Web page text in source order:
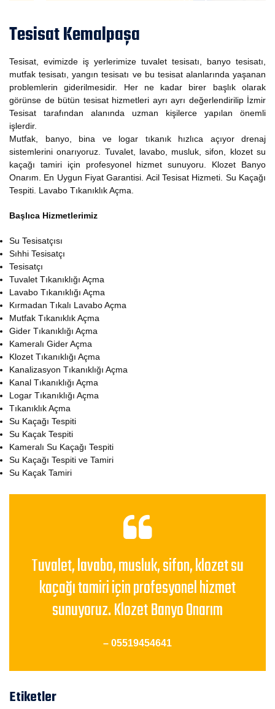
Tesisat Kemalpaşa
Tesisat, evimizde iş yerlerimize tuvalet tesisatı, banyo tesisatı,
mutfak tesisatı, yangın tesisatı ve bu tesisat alanlarında yaşanan
problemlerin giderilmesidir. Her ne kadar birer başlık olarak
görünse de bütün tesisat hizmetleri ayrı ayrı değerlendirilip İzmir
Tesisat tarafından alanında uzman kişilerce yapılan önemli
işlerdir.
Mutfak, banyo, bina ve logar tıkanık hızlıca açıyor drenaj
sistemlerini onarıyoruz. Tuvalet, lavabo, musluk, sifon, klozet su
kaçağı tamiri için profesyonel hizmet sunuyoru. Klozet Banyo
Onarım. En Uygun Fiyat Garantisi. Acil Tesisat Hizmeti. Su Kaçağı
Tespiti. Lavabo Tıkanıklık Açma.
Başlıca Hizmetlerimiz
Su Tesisatçısı
Sıhhi Tesisatçı
Tesisatçı
Tuvalet Tıkanıklığı Açma
Lavabo Tıkanıklığı Açma
Kırmadan Tıkalı Lavabo Açma
Mutfak Tıkanıklık Açma
Gider Tıkanıklığı Açma
Kameralı Gider Açma
Klozet Tıkanıklığı Açma
Kanalizasyon Tıkanıklığı Açma
Kanal Tıkanıklığı Açma
Logar Tıkanıklığı Açma
Tıkanıklık Açma
Su Kaçağı Tespiti
Su Kaçak Tespiti
Kameralı Su Kaçağı Tespiti
Su Kaçağı Tespiti ve Tamiri
Su Kaçak Tamiri
Tuvalet, lavabo, musluk, sifon, klozet su
kaçağı tamiri için profesyonel hizmet
sunuyoruz. Klozet Banyo Onarım
– 05519454641
Etiketler